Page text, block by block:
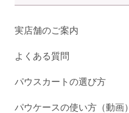
実店舗のご案内
よくある質問
パウスカートの選び方
パウケースの使い方（動画）